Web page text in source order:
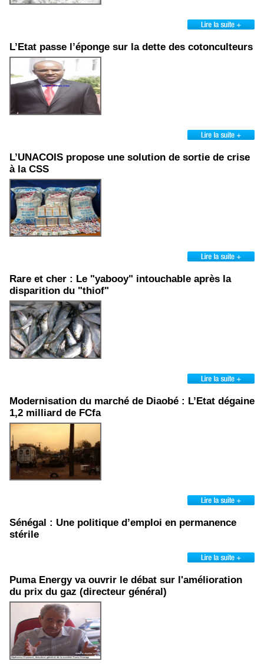
L’Etat passe l’éponge sur la dette des cotonculteurs
L’UNACOIS propose une solution de sortie de crise
à la CSS
Rare et cher : Le "yabooy" intouchable après la
disparition du "thiof"
Modernisation du marché de Diaobé : L’Etat dégaine
1,2 milliard de FCfa
Sénégal : Une politique d’emploi en permanence
stérile
Puma Energy va ouvrir le débat sur l'amélioration
du prix du gaz (directeur général)